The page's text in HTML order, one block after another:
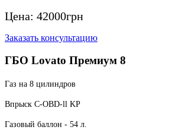
Цена: 42000грн
Заказать консультацию
ГБО Lovato Премиум 8
Газ на 8 цилиндров
Впрыск C-OBD-ll KP
Газовый баллон - 54 л.